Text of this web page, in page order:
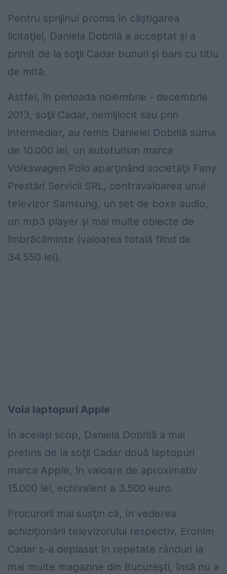
Pentru sprijinul promis în câştigarea
licitaţiei, Daniela Dobrilă a acceptat şi a
primit de la soţii Cadar bunuri şi bani cu titlu
de mită.
Astfel, în perioada noiembrie - decembrie
2013, soţii Cadar, nemijlocit sau prin
intermediar, au remis Danielei Dobrilă suma
de 10.000 lei, un autoturism marca
Volkswagen Polo aparţinând societăţii Fany
Prestări Servicii SRL, contravaloarea unui
televizor Samsung, un set de boxe audio,
un mp3 player şi mai multe obiecte de
îmbrăcăminte (valoarea totală fiind de
34.550 lei).
Voia laptopuri Apple
În acelaşi scop, Daniela Dobrilă a mai
pretins de la soţii Cadar două laptopuri
marca Apple, în valoare de aproximativ
15.000 lei, echivalent a 3.500 euro.
Procurorii mai susţin că, în vederea
achiziţionării televizorului respectiv, Eronim
Cadar s-a deplasat în repetate rânduri la
mai multe magazine din Bucureşti, însă nu a